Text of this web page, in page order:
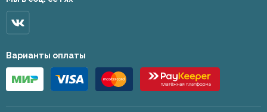
Варианты оплаты